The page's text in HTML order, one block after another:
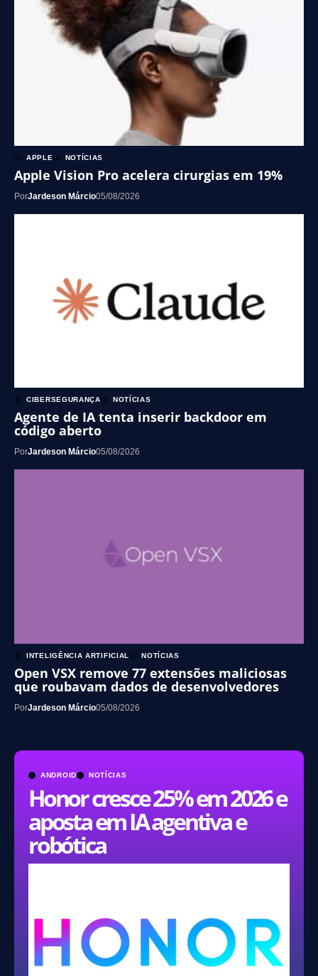
ANDROID NOTÍCIAS
Honor cresce 25% em 2026 e
aposta em IA agentiva e
robótica
APPLE NOTÍCIAS
Apple Vision Pro acelera cirurgias em 19%
PorJardeson Márcio05/08/2026
CIBERSEGURANÇA NOTÍCIAS
Agente de IA tenta inserir backdoor em
código aberto
PorJardeson Márcio05/08/2026
INTELIGÊNCIA ARTIFICIAL NOTÍCIAS
Open VSX remove 77 extensões maliciosas
que roubavam dados de desenvolvedores
PorJardeson Márcio05/08/2026